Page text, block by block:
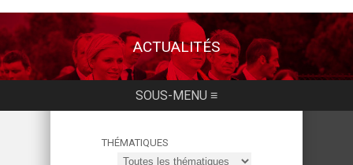
ACTUALITÉS
THÉMATIQUES
SOUS-MENU ≡